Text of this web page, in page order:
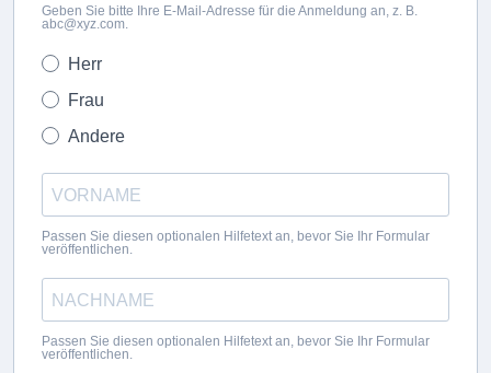
Geben Sie bitte Ihre E-Mail-Adresse für die Anmeldung an, z. B.
abc@xyz.com.
Herr
Frau
Andere
Passen Sie diesen optionalen Hilfetext an, bevor Sie Ihr Formular
veröffentlichen.
Passen Sie diesen optionalen Hilfetext an, bevor Sie Ihr Formular
veröffentlichen.